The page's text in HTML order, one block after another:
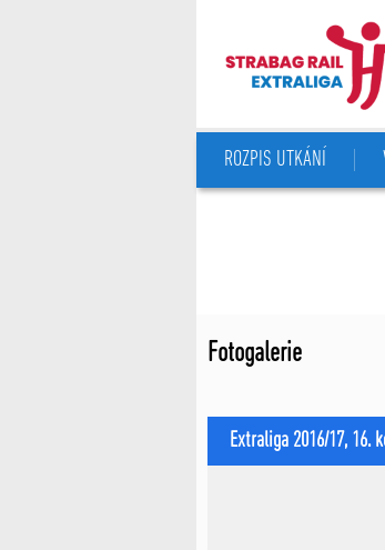
ROZPIS UTKÁNÍ
Fotogalerie
Extraliga 2016/17, 16.